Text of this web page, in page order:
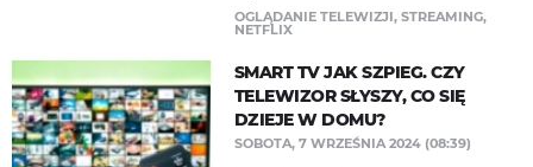
OGLĄDANIE TELEWIZJI, STREAMING,
NETFLIX
SMART TV JAK SZPIEG. CZY
TELEWIZOR SŁYSZY, CO SIĘ
DZIEJE W DOMU?
SOBOTA, 7 WRZEŚNIA 2024 (08:39)